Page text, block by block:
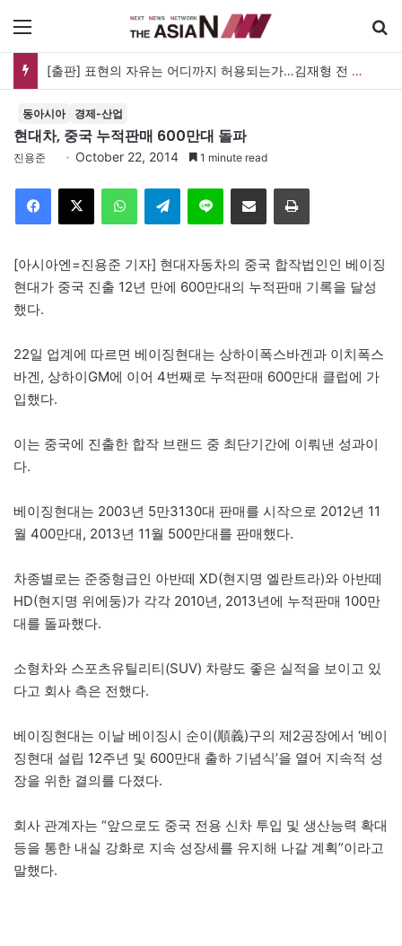
[출판] 표현의 자유는 어디까지 허용되는가…김재형 전 대법관 ‘언론과 인격권’
동아시아 경제-산업
현대차, 중국 누적판매 600만대 돌파
진용준 October 22, 2014 1 minute read
Telegram 이메일
[아시아엔=진용준 기자] 현대자동차의 중국 합작법인인 베이징
현대가 중국 진출 12년 만에 600만대의 누적판매 기록을 달성
했다.
22일 업계에 따르면 베이징현대는 상하이폭스바겐과 이치폭스
바겐, 상하이GM에 이어 4번째로 누적판매 600만대 클럽에 가
입했다.
이는 중국에 진출한 합작 브랜드 중 최단기간에 이뤄낸 성과이
다.
베이징현대는 2003년 5만3130대 판매를 시작으로 2012년 11
월 400만대, 2013년 11월 500만대를 판매했다.
차종별로는 준중형급인 아반떼 XD(현지명 엘란트라)와 아반떼
HD(현지명 위에둥)가 각각 2010년, 2013년에 누적판매 100만
대를 돌파했다.
소형차와 스포츠유틸리티(SUV) 차량도 좋은 실적을 보이고 있
다고 회사 측은 전했다.
베이징현대는 이날 베이징시 순이(順義)구의 제2공장에서 ‘베이
징현대 설립 12주년 및 600만대 출하 기념식’을 열어 지속적 성
장을 위한 결의를 다졌다.
회사 관계자는 “앞으로도 중국 전용 신차 투입 및 생산능력 확대
등을 통한 내실 강화로 지속 성장세를 유지해 나갈 계획”이라고
말했다.